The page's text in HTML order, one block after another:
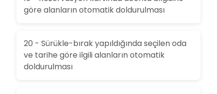
göre alanların otomatik doldurulması
20 - Sürükle-bırak yapıldığında seçilen oda
ve tarihe göre ilgili alanların otomatik
doldurulması